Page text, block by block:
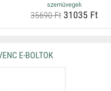
szemüvegek
35690 Ft31035 Ft
E-BOLTOK